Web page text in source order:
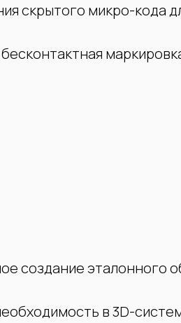
скрытого микро-кода
создание эталонного
в 3D-